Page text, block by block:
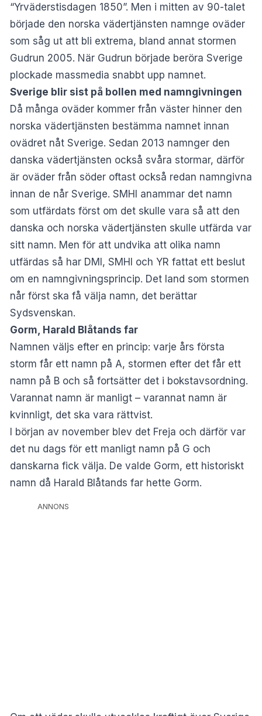
“Yrväderstisdagen 1850”. Men i mitten av 90-talet
började den norska vädertjänsten namnge oväder
som såg ut att bli extrema, bland annat stormen
Gudrun 2005. När Gudrun började beröra Sverige
plockade massmedia snabbt upp namnet.
Sverige blir sist på bollen med namngivningen
Då många oväder kommer från väster hinner den
norska vädertjänsten bestämma namnet innan
ovädret nåt Sverige. Sedan 2013 namnger den
danska vädertjänsten också svåra stormar, därför
är oväder från söder oftast också redan namngivna
innan de når Sverige. SMHI anammar det namn
som utfärdats först om det skulle vara så att den
danska och norska vädertjänsten skulle utfärda var
sitt namn. Men för att undvika att olika namn
utfärdas så har DMI, SMHI och YR fattat ett beslut
om en namngivningsprincip. Det land som stormen
når först ska få välja namn, det berättar
Sydsvenskan.
Gorm, Harald Blåtands far
Namnen väljs efter en princip: varje års första
storm får ett namn på A, stormen efter det får ett
namn på B och så fortsätter det i bokstavsordning.
Varannat namn är manligt – varannat namn är
kvinnligt, det ska vara rättvist.
I början av november blev det Freja och därför var
det nu dags för ett manligt namn på G och
danskarna fick välja. De valde Gorm, ett historiskt
namn då Harald Blåtands far hette Gorm.
ANNONS